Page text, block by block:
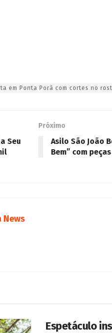
em Ponta Porã com cortes no
Seu
Próximo
Asilo São João
Bem” com
News
Espetáculo